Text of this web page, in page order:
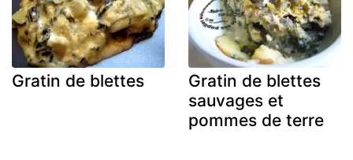
Gratin de blettes
Gratin de blettes
sauvages et
pommes de terre